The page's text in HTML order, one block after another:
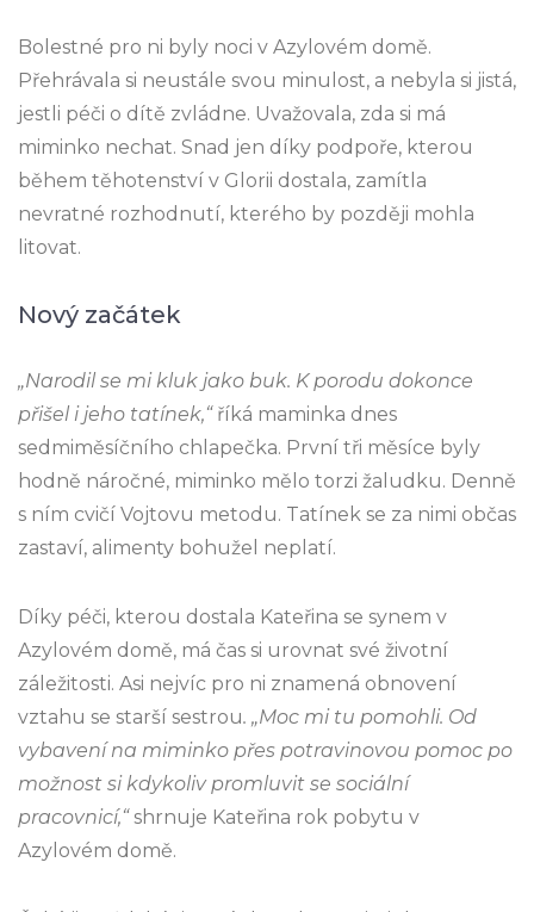
Bolestné pro ni byly noci v Azylovém domě.
Přehrávala si neustále svou minulost, a nebyla si jistá,
jestli péči o dítě zvládne. Uvažovala, zda si má
miminko nechat. Snad jen díky podpoře, kterou
během těhotenství v Glorii dostala, zamítla
nevratné rozhodnutí, kterého by později mohla
litovat.
Nový začátek
„Narodil se mi kluk jako buk. K porodu dokonce
přišel i jeho tatínek,“ říká maminka dnes
sedmiměsíčního chlapečka. První tři měsíce byly
hodně náročné, miminko mělo torzi žaludku. Denně
s ním cvičí Vojtovu metodu. Tatínek se za nimi občas
zastaví, alimenty bohužel neplatí.
Díky péči, kterou dostala Kateřina se synem v
Azylovém domě, má čas si urovnat své životní
záležitosti. Asi nejvíc pro ni znamená obnovení
vztahu se starší sestrou. „Moc mi tu pomohli. Od
vybavení na miminko přes potravinovou pomoc po
možnost si kdykoliv promluvit se sociální
pracovnicí,“shrnuje Kateřina rok pobytu v
Azylovém domě.